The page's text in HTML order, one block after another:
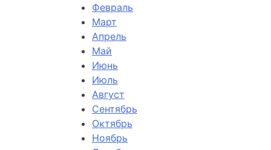
Февраль
Март
Апрель
Май
Июнь
Июль
Август
Сентябрь
Октябрь
Ноябрь